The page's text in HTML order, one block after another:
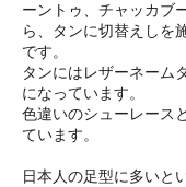
ーントゥ、チャッカブ
ら、タンに切替えしを
です。
タンにはレザーネーム
になっています。
色違いのシューレース
ています。
日本人の足型に多いと